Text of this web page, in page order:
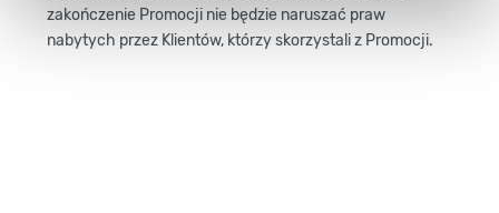
zakończenie Promocji nie będzie naruszać praw
nabytych przez Klientów, którzy skorzystali z Promocji.